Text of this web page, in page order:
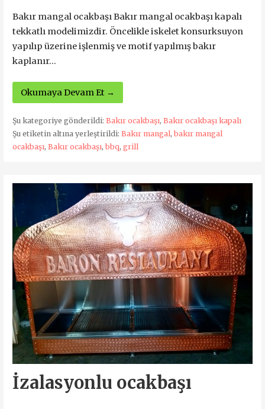
Bakır mangal ocakbaşı Bakır mangal ocakbaşı kapalı
tekkatlı modelimizdir. Öncelikle iskelet konsurksuyon
yapılıp üzerine işlenmiş ve motif yapılmış bakır
kaplanır…
Okumaya Devam Et →
Şu kategoriye gönderildi: Bakır ocakbaşı, Bakır ocakbaşı kapalı
Şu etiketin altına yerleştirildi: Bakır mangal,bakır mangal
ocakbaşı, Bakır ocakbaşı,bbq, grill
İzalasyonlu ocakbaşı